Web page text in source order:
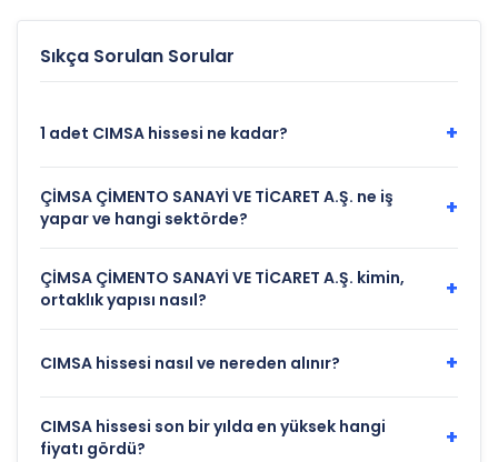
Sıkça Sorulan Sorular
1 adet CIMSA hissesi ne kadar? +
ÇİMSA ÇİMENTO SANAYİ VE TİCARET A.Ş. ne iş
yapar ve hangi sektörde?
+
ÇİMSA ÇİMENTO SANAYİ VE TİCARET A.Ş. kimin,
ortaklık yapısı nasıl?
+
CIMSA hissesi nasıl ve nereden alınır? +
CIMSA hissesi son bir yılda en yüksek hangi
fiyatı gördü?
+